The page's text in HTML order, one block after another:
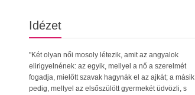
Idézet
"Két olyan női mosoly létezik, amit az angyalok
elirigyelnének: az egyik, mellyel a nő a szerelmét
fogadja, mielőtt szavak hagynák el az ajkát; a másik
pedig, mellyel az elsőszülött gyermekét üdvözli, s